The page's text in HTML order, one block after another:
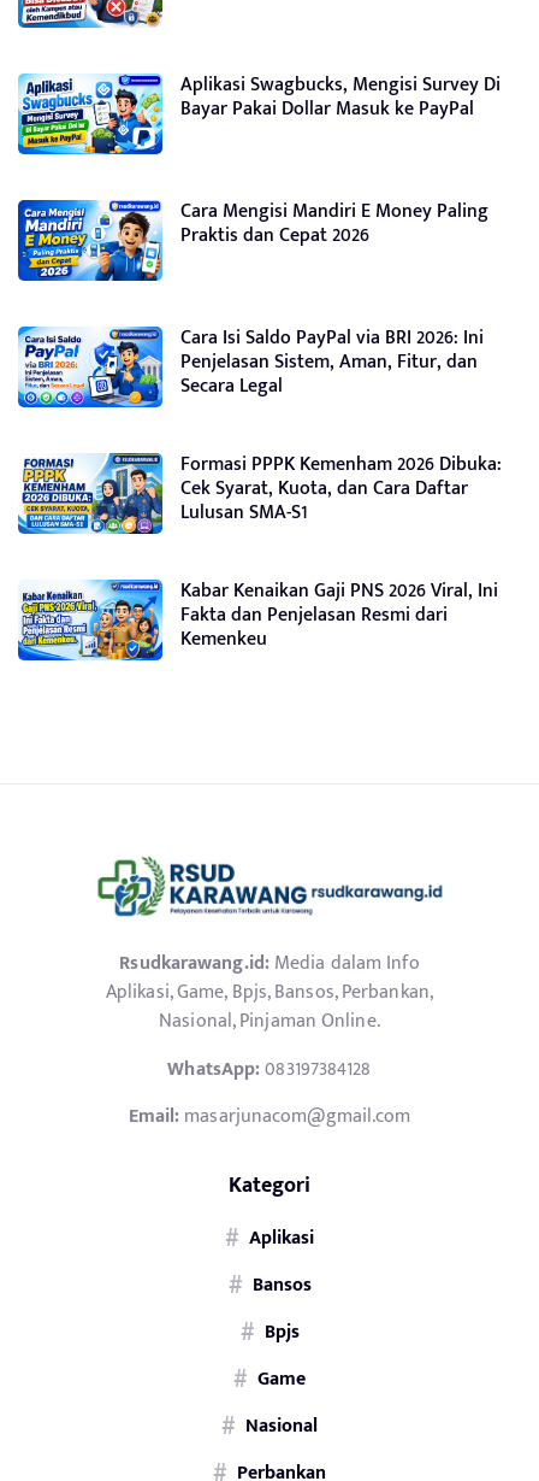
Aplikasi Swagbucks, Mengisi Survey Di
Bayar Pakai Dollar Masuk ke PayPal
Cara Mengisi Mandiri E Money Paling
Praktis dan Cepat 2026
Cara Isi Saldo PayPal via BRI 2026: Ini
Penjelasan Sistem, Aman, Fitur, dan
Secara Legal
Formasi PPPK Kemenham 2026 Dibuka:
Cek Syarat, Kuota, dan Cara Daftar
Lulusan SMA-S1
Kabar Kenaikan Gaji PNS 2026 Viral, Ini
Fakta dan Penjelasan Resmi dari
Kemenkeu
Rsudkarawang.id:Media dalam Info
Aplikasi, Game, Bpjs, Bansos, Perbankan,
Nasional, Pinjaman Online.
WhatsApp:083197384128
Email:masarjunacom@gmail.com
Kategori
Aplikasi
Bansos
Bpjs
Game
Nasional
Perbankan